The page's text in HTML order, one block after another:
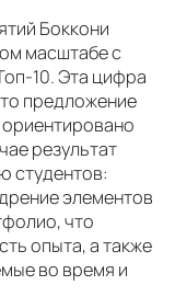
Боккони
масштабе с
10. Эта цифра
предложение
результат
студентов:
элементов
что
опыта, а также
во время и